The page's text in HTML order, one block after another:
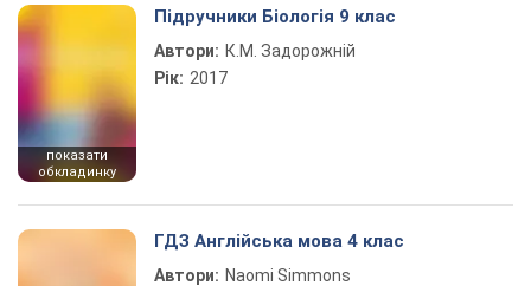
показати
обкладинку
Підручники Біологія 9 клас
Автори: К.М. Задорожній
Рік: 2017
ГДЗ Англійська мова 4 клас
Автори: Naomi Simmons